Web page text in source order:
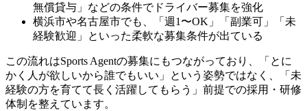
無償貸与」などの条件でドライバー募集を強化
横浜市や名古屋市でも、「週1〜OK」「副業可」「未
経験歓迎」といった柔軟な募集条件が出ている
この流れはSports Agentの募集にもつながっており、「とに
かく人が欲しいから誰でもいい」という姿勢ではなく、「未
経験の方を育てて長く活躍してもらう」前提での採用・研修
体制を整えています。